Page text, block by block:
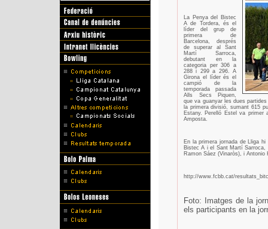
La Penya del Bistec
A de Tordera, és el
líder del grup de
primera de
Barcelona, després
de superar al Sant
Martí Sarroca,
debutant en la
categoria per 306 a
288 i 299 a 296. A
Girona el líder és el
campió de la
temporada passada
Alls Secs Piquen,
que va guanyar les dues
la primera divisió, sumant 615
Estany. Perelló Estel va primer
Amposta.
En la primera jornada de Lliga
Bistec A i el Sant Martí Sarroca,
Ramon Sáez (Vinaròs), i Antonio
http://www.fcbb.cat/
Foto: Imatges de la
els participants en la